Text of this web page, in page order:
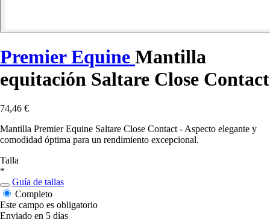
Premier Equine Mantilla
equitación Saltare Close Contact
74,46 €
Mantilla Premier Equine Saltare Close Contact - Aspecto elegante y
comodidad óptima para un rendimiento excepcional.
Talla
*
Guía de tallas
Completo
Este campo es obligatorio
Enviado en 5 días